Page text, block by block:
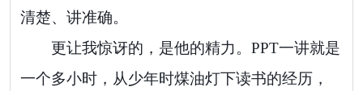
清楚、讲准确。
更让我惊讶的，是他的精力。PPT一讲就是
一个多小时，从少年时煤油灯下读书的经历，